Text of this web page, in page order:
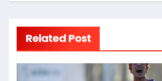
Related Post